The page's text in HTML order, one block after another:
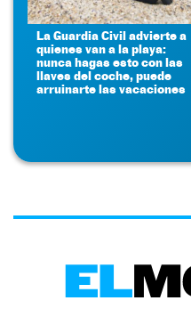
La Guardia Civil advierte a
quienes van a la playa:
nunca hagas esto con las
llaves del coche, puede
arruinarte las vacaciones